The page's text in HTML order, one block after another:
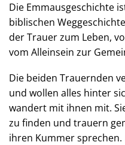
Die Emmausge­­schich­te
biblischen
der Trauer zum Leben,
vom Alleinsein zur
Die beiden Trauernden
und wollen alles hinter
wan­dert mit ihnen mit.
zu finden und trauern
ihren Kummer sprechen.